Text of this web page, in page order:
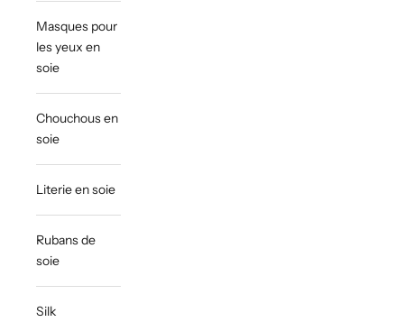
Masques pour
les yeux en
soie
Chouchous en
soie
Literie en soie
Rubans de
soie
Silk